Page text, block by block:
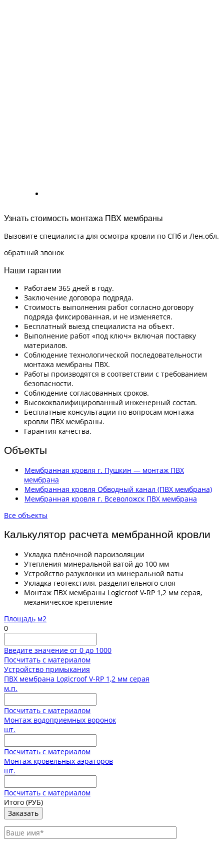
Узнать стоимость монтажа ПВХ мембраны
Вызовите специалиста для осмотра кровли по СПб и Лен.обл.
обратный звонок
Наши гарантии
Работаем 365 дней в году.
Заключение договора подряда.
Стоимость выполнения работ согласно договору
подряда фиксированная, и не изменяется.
Бесплатный выезд специалиста на объект.
Выполнение работ «под ключ» включая поставку
материалов.
Соблюдение технологической последовательности
монтажа мембраны ПВХ.
Работы производятся в соответствии с требованием
безопасности.
Соблюдение согласованных сроков.
Высококвалифицированный инженерный состав.
Бесплатные консультации по вопросам монтажа
кровли ПВХ мембраны.
Гарантия качества.
Объекты
Мембранная кровля г. Пушкин — монтаж ПВХ
мембрана
Мембранная кровля Обводный канал (ПВХ мембрана)
Мембранная кровля г. Всеволожск ПВХ мембрана
Все объекты
Калькулятор расчета мембранной кровли
Укладка плёночной пароизоляции
Утепления минеральной ватой до 100 мм
Устройство разуклонки из минеральной ваты
Укладка геотекстиля, разделительного слоя
Монтаж ПВХ мембраны Logicroof V-RP 1,2 мм серая,
механическое крепление
Площадь м2
0
Введите значение от 0 до 1000
Посчитать с материалом
Устройство примыкания
ПВХ мембрана Logicroof V-RP 1,2 мм серая
м.п.
Посчитать с материалом
Монтаж водоприемных воронок
шт.
Посчитать с материалом
Монтаж кровельных аэраторов
шт.
Посчитать с материалом
Итого (РУБ)
Заказать